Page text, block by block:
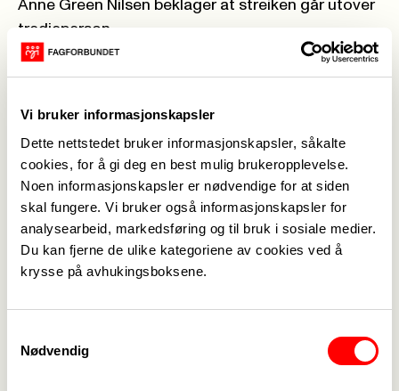
Vi bruker informasjonskapsler
Dette nettstedet bruker informasjonskapsler, såkalte
cookies, for å gi deg en best mulig brukeropplevelse.
Noen informasjonskapsler er nødvendige for at siden
skal fungere. Vi bruker også informasjonskapsler for
analysearbeid, markedsføring og til bruk i sosiale medier.
Du kan fjerne de ulike kategoriene av cookies ved å
krysse på avhukingsboksene.
Nødvendig
Anne Green Nilsen beklager at streiken går utover
tredjeperson.
– Vi bruker ikke barna i lønnskamp. Vi beklager at
en streik går utover tredjeperson, men i disse
sektoren, blir det nødvendigvis sånn at det gjør
det. Det å streike betyr veldig ofte at det går
utover tredjeperson. Men det er det
kampmiddelet vi har, fastslår Green Nilsen.
Forhandlingslederen mener Frelsesarmeen
bommer litt i sin kritikk.
– Vi er også klar over at det er en pandemi. Men
må la være å forhandle. Vi er nødt til å gjøre den
jobben vi skal som forbund. Hvis arbeidsgiver